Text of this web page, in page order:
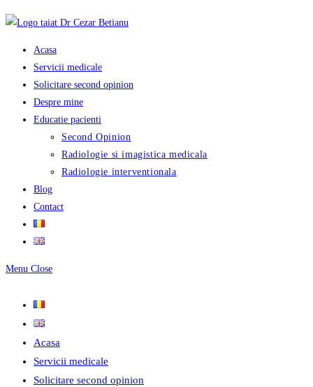
Skip
content Acasa
Servicii medicale
Solicitare second opinion
Despre mine
Educatie pacienti
Second Opinion
Radiologie si imagistica medicala
Radiologie interventionala
Blog
Contact
Menu Close
Acasa
Servicii medicale
Solicitare second opinion